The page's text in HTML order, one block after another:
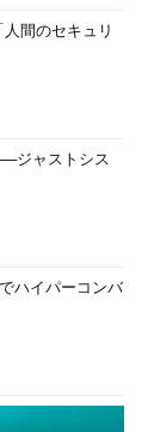
間のセキュリ
ジャストシス
ハイパーコンバ